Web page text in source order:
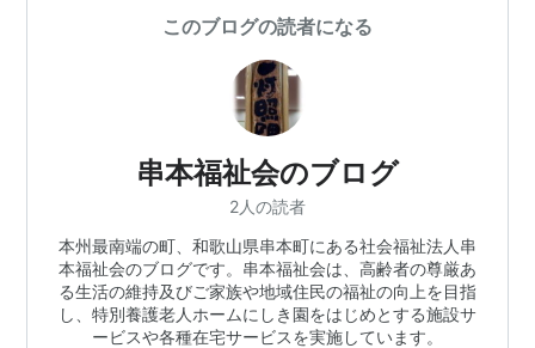
このブログの読者になる
串本福祉会のブログ
2人の読者
本州最南端の町、和歌山県串本町にある社会福祉法人串
本福祉会のブログです。串本福祉会は、高齢者の尊厳あ
る生活の維持及びご家族や地域住民の福祉の向上を目指
し、特別養護老人ホームにしき園をはじめとする施設サ
ービスや各種在宅サービスを実施しています。